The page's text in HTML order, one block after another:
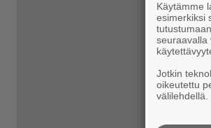
Käytämme
esimerkiksi
seuraavalla
Jotkin
oikeutettu
välilehdellä.